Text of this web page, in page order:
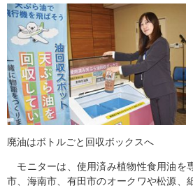
廃油はボトルごと回収ボックスへ
モニターは、使用済み植物性食用油を
市、海南市、有田市のオークワや松源、